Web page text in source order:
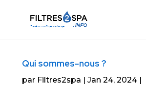
Qui sommes-nous ?
par Filtres2spa Jan 24, 2024